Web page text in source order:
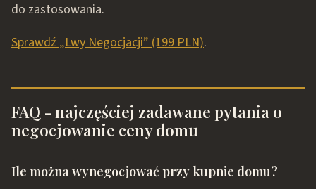
do zastosowania.
Sprawdź „Lwy Negocjacji” (199 PLN).
FAQ - najczęściej zadawane pytania o
negocjowanie ceny domu
Ile można wynegocjować przy kupnie domu?